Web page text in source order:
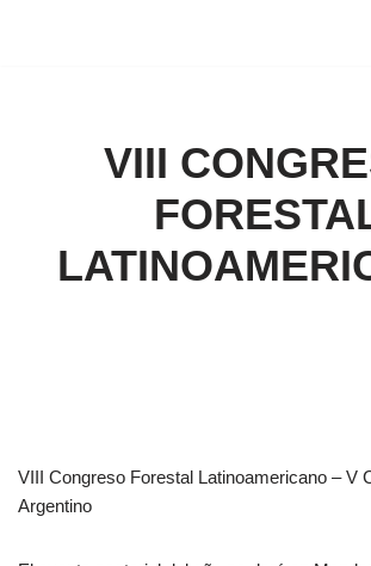
VIII
VIII Congreso Forestal Latinoamericano – V
Argentino